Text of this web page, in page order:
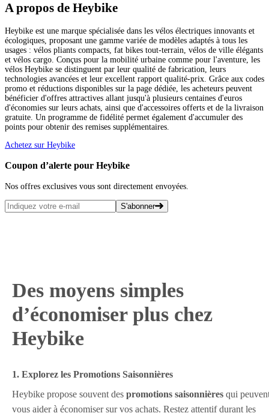
A propos de Heybike
Heybike est une marque spécialisée dans les vélos électriques innovants et
écologiques, proposant une gamme variée de modèles adaptés à tous les
usages : vélos pliants compacts, fat bikes tout-terrain, vélos de ville élégants
et vélos cargo. Conçus pour la mobilité urbaine comme pour l'aventure, les
vélos Heybike se distinguent par leur qualité de fabrication, leurs
technologies avancées et leur excellent rapport qualité-prix. Grâce aux codes
promo et réductions disponibles sur la page dédiée, les acheteurs peuvent
bénéficier d'offres attractives allant jusqu'à plusieurs centaines d'euros
d'économies sur leurs achats, ainsi que d'accessoires offerts et de la livraison
gratuite. Un programme de fidélité permet également d'accumuler des
points pour obtenir des remises supplémentaires.
Achetez sur Heybike
Coupon d’alerte pour Heybike
Nos offres exclusives vous sont directement envoyées.
S'abonner
Des moyens simples
d’économiser plus chez
Heybike
1. Explorez les Promotions Saisonnières
Heybike propose souvent des promotions saisonnières qui
vous aider à économiser sur vos achats. Restez attentif durant les